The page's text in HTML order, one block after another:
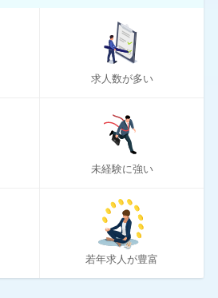
ト
スカウト
ズ
求人数が多い
未経験に強い
若年求人が豊富